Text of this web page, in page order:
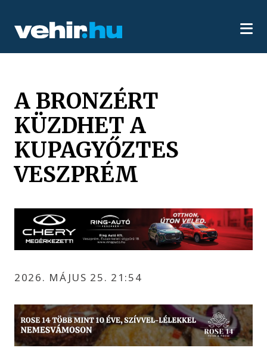
A BRONZÉRT
KÜZDHET A
KUPAGYŐZTES
VESZPRÉM
2026. MÁJUS 25. 21:54